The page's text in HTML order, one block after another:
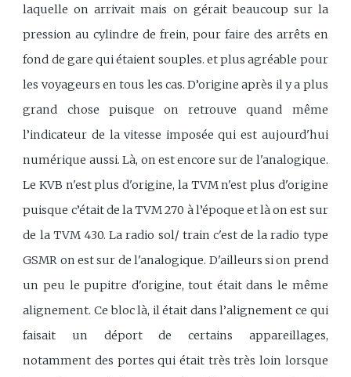
laquelle on arrivait mais on gérait beaucoup sur la
pression au cylindre de frein, pour faire des arrêts en
fond de gare qui étaient souples. et plus agréable pour
les voyageurs en tous les cas. D’origine après il y a plus
grand chose puisque on retrouve quand même
l’indicateur de la vitesse imposée qui est aujourd'hui
numérique aussi. Là, on est encore sur de l'analogique.
Le KVB n'est plus d'origine, la TVM n'est plus d'origine
puisque c’était de la TVM 270 à l’époque et là on est sur
de la TVM 430. La radio sol/ train c'est de la radio type
GSMR on est sur de l'analogique. D'ailleurs si on prend
un peu le pupitre d'origine, tout était dans le même
alignement. Ce bloc là, il était dans l’alignement ce qui
faisait un déport de certains appareillages,
notamment des portes qui était très très loin lorsque